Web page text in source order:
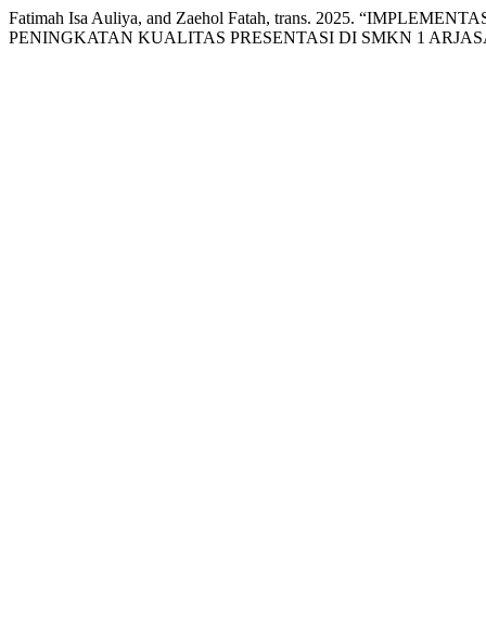
Fatimah Isa Auliya, and Zaehol Fatah, trans. 2025.
PENINGKATAN KUALITAS PRESENTASI DI SMKN 1